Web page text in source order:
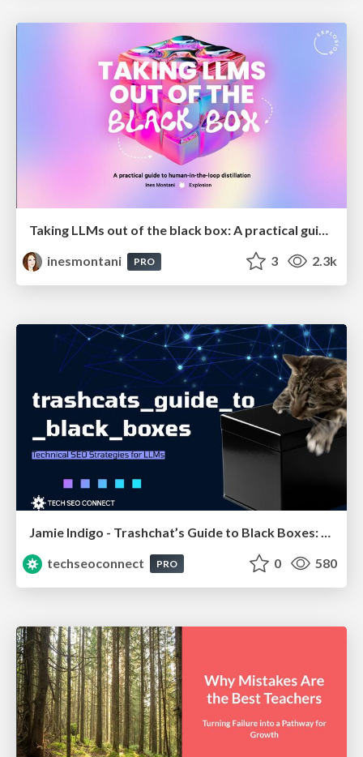
Taking LLMs out of the black box: A practical guide to human-in-the-loop distillation
inesmontani
PRO 3 2.3k
techseoconnect
PRO 0 580